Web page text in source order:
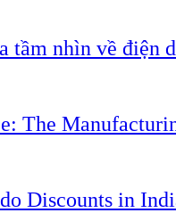
tầm nhìn về điện
The
Discounts in